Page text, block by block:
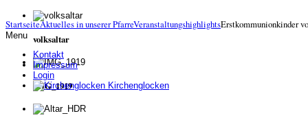
volksaltar
IMG_1919
StartseiteAktuelles in unserer PfarreVeranstaltungshighlightsErstkommunionkinder
Menu
Kontakt
Impressum
Login
Kirchenglocken